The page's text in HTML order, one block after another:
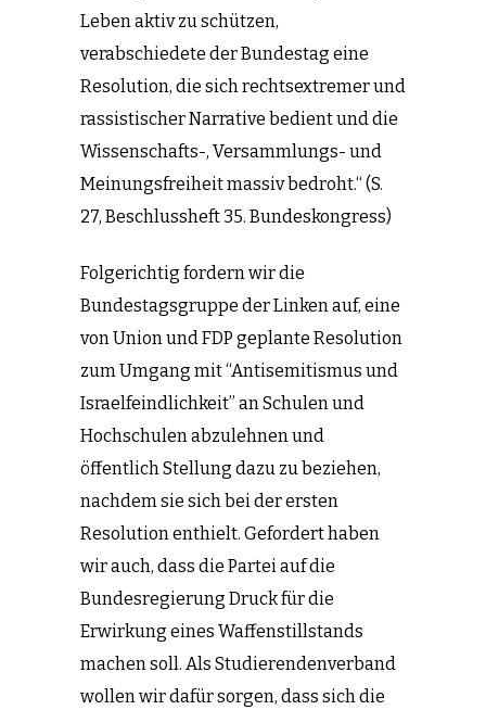
Leben aktiv zu schützen,
verabschiedete der Bundestag eine
Resolution, die sich rechtsextremer und
rassistischer Narrative bedient und die
Wissenschafts-, Versammlungs- und
Meinungsfreiheit massiv bedroht.“ (S.
27, Beschlussheft 35. Bundeskongress)
Folgerichtig fordern wir die
Bundestagsgruppe der Linken auf, eine
von Union und FDP geplante Resolution
zum Umgang mit “Antisemitismus und
Israelfeindlichkeit” an Schulen und
Hochschulen abzulehnen und
öffentlich Stellung dazu zu beziehen,
nachdem sie sich bei der ersten
Resolution enthielt. Gefordert haben
wir auch, dass die Partei auf die
Bundesregierung Druck für die
Erwirkung eines Waffenstillstands
machen soll. Als Studierendenverband
wollen wir dafür sorgen, dass sich die